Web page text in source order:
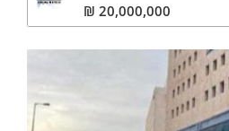
20,000,000
₪